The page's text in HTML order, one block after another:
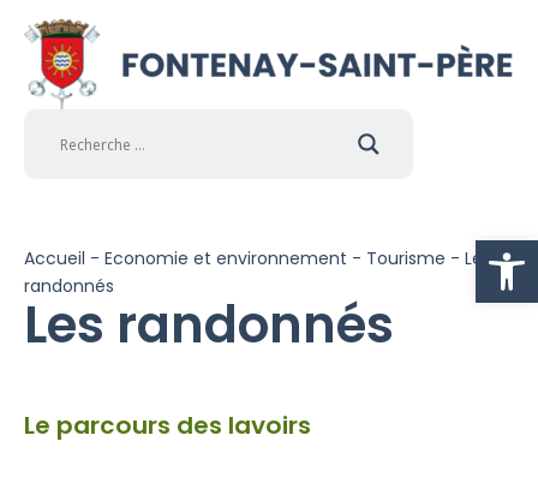
Ouvrir
Accueil - Economie et environnement - Tourisme - Les
randonnés
Les randonnés
Le parcours des lavoirs